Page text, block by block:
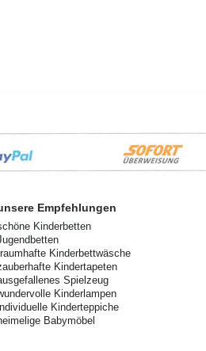
Empfehlungen
Kinderbetten
Kinderbettwäsche
Kindertapeten
Spielzeug
Kinderlampen
Kinderteppiche
Babymöbel